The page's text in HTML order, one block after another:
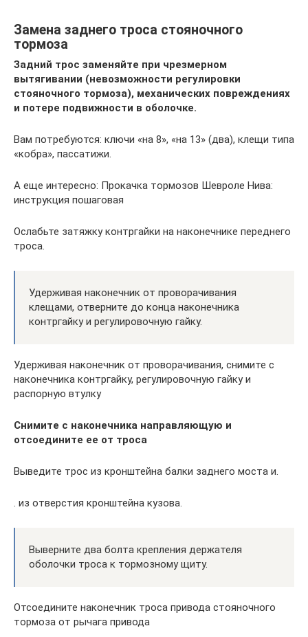
Замена заднего троса стояночного
тормоза
Задний трос заменяйте при чрезмерном
вытягивании (невозможности регулировки
стояночного тормоза), механических повреждениях
и потере подвижности в оболочке.
Вам потребуются: ключи «на 8», «на 13» (два), клещи типа
«кобра», пассатижи.
А еще интересно: Прокачка тормозов Шевроле Нива:
инструкция пошаговая
Ослабьте затяжку контргайки на наконечнике переднего
троса.
Удерживая наконечник от проворачивания
клещами, отверните до конца наконечника
контргайку и регулировочную гайку.
Удерживая наконечник от проворачивания, снимите с
наконечника контргайку, регулировочную гайку и
распорную втулку
Снимите с наконечника направляющую и
отсоедините ее от троса
Выведите трос из кронштейна балки заднего моста и.
. из отверстия кронштейна кузова.
Выверните два болта крепления держателя
оболочки троса к тормозному щиту.
Отсоедините наконечник троса привода стояночного
тормоза от рычага привода